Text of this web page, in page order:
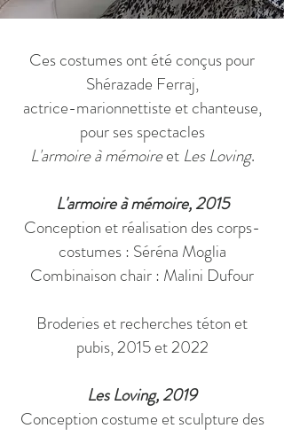
Ces costumes ont été conçus pour
Shérazade Ferraj,
actrice-marionnettiste et chanteuse,
pour ses spectacles
L'armoire à mémoireet Les Loving.
L'armoire à mémoire, 2015
Conception et réalisation des corps-
costumes : Séréna Moglia
Combinaison chair : Malini Dufour
Broderies et recherches téton et
pubis, 2015 et 2022
Les Loving, 2019
Conception costume et sculpture des